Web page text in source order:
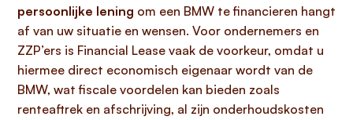
persoonlijke lening om een BMW te financieren hangt
af van uw situatie en wensen. Voor ondernemers en
ZZP’ers is Financial Lease vaak de voorkeur, omdat u
hiermee direct economisch eigenaar wordt van de
BMW, wat fiscale voordelen kan bieden zoals
renteaftrek en afschrijving, al zijn onderhoudskosten